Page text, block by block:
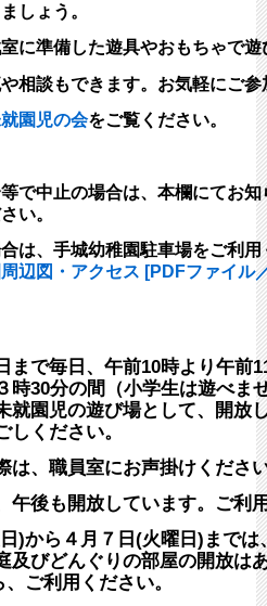
しょう 。
に準備した遊具やおもちゃで遊
相談もできます。お気軽にご
園児の会をご覧ください。
で中止の場合は、本欄にてお知
い。
は、手城幼稚園駐車場をご利用
辺図・アクセス [PDFファイル
で毎日、午前10時より午前
時30分の間（小学生は遊べま
就園児の遊び場として、開放
ください。
、職員室にお声掛けくださ
午後も開放しています。ご利
から４月７日(火曜日)までは
及びどんぐりの部屋の開放は
ご利用ください。